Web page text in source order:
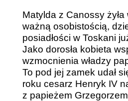
Matylda z Canossy żyła
ważną osobistością,
posiadłości w Toskani
Jako dorosła kobieta
wzmocnienia władzy
To pod jej zamek udał
roku cesarz Henryk IV
z papieżem